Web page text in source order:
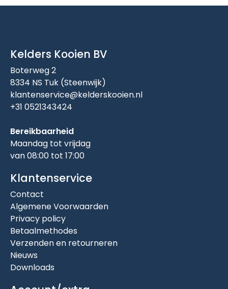
Kelders Kooien BV
Boterweg 2
8334 NS Tuk (Steenwijk)
klantenservice@kelderskooien.nl
+31 0521343424
Bereikbaarheid
Maandag tot vrijdag
van 08:00 tot 17:00
Klantenservice
Contact
Algemene Voorwaarden
Privacy policy
Betaalmethodes
Verzenden en retourneren
Nieuws
Downloads